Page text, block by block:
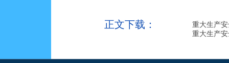
正文下载：
重大生产
重大生产